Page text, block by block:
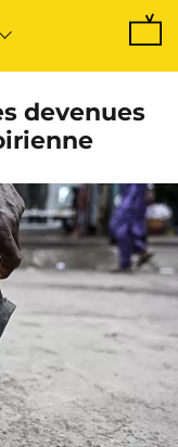
devenues